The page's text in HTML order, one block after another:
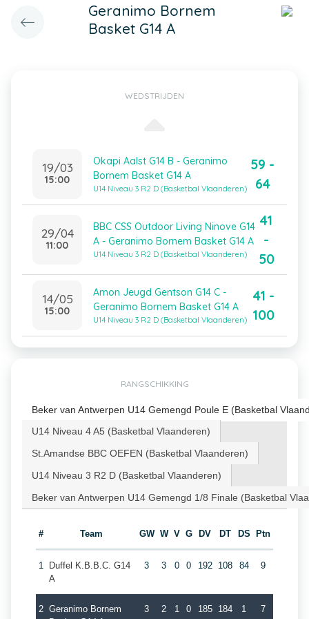
Geranimo Bornem
Basket G14 A
WEDSTRIJDEN
19/03
15:00
Okapi Aalst G14 B - Geranimo
Bornem Basket G14 A
U14 Niveau 3 R2 D (Basketbal Vlaanderen)
59 -
64
29/04
11:00
BBC CSS Outdoor Living Ninove G14
A - Geranimo Bornem Basket G14 A
U14 Niveau 3 R2 D (Basketbal Vlaanderen)
41
-
50
14/05
15:00
Amon Jeugd Gentson G14 C -
Geranimo Bornem Basket G14 A
U14 Niveau 3 R2 D (Basketbal Vlaanderen)
41 -
100
RANGSCHIKKING
Beker van Antwerpen U14 Gemengd Poule E (Basketbal
U14 Niveau 4 A5 (Basketbal Vlaanderen)
St.Amandse BBC OEFEN (Basketbal Vlaanderen)
U14 Niveau 3 R2 D (Basketbal Vlaanderen)
Beker van Antwerpen U14 Gemengd 1/8 Finale (Basketbal
# Team GW W V G DV DT DS Ptn
1
Duffel K.B.B.C. G14
A
3 3 0 0 192 108 84 9
2 Geranimo Bornem
3 2 1 0 185 184 1 7